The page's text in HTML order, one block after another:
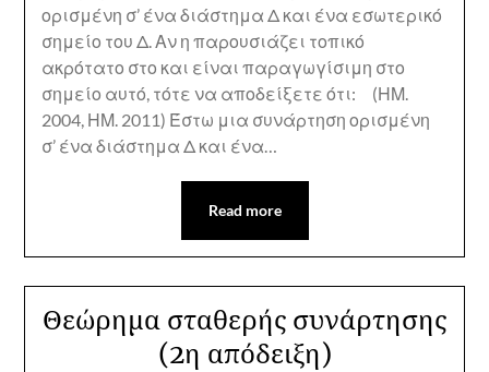
ορισμένη σ’ ένα διάστημα Δ και ένα εσωτερικό
σημείο του Δ. Αν η παρουσιάζει τοπικό
ακρότατο στο και είναι παραγωγίσιμη στο
σημείο αυτό, τότε να αποδείξετε ότι: (ΗΜ.
2004, ΗΜ. 2011) Έστω μια συνάρτηση ορισμένη
σ’ ένα διάστημα Δ και ένα…
Read more
Θεώρημα σταθερής συνάρτησης
(2η απόδειξη)